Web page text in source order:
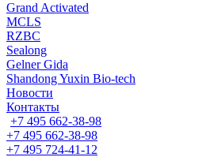
Grand Activated
MCLS
RZBC
Sealong
Gelner Gida
Shandong Yuxin Bio-tech
Новости
Контакты
+7 495 662-38-98
+7 495 662-38-98
+7 495 724-41-12